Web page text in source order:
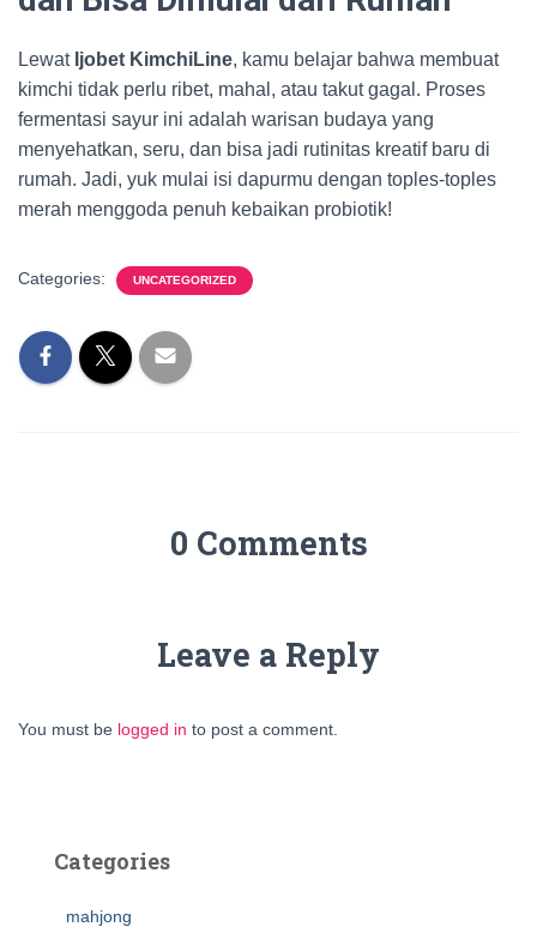
Lewat Ijobet KimchiLine, kamu belajar bahwa membuat
kimchi tidak perlu ribet, mahal, atau takut gagal. Proses
fermentasi sayur ini adalah warisan budaya yang
menyehatkan, seru, dan bisa jadi rutinitas kreatif baru di
rumah. Jadi, yuk mulai isi dapurmu dengan toples-toples
merah menggoda penuh kebaikan probiotik!
Categories: UNCATEGORIZED
0 Comments
Leave a Reply
You must be logged in to post a comment.
Categories
mahjong